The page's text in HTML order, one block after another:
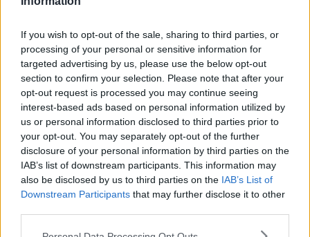
If you wish to opt-out of the sale, sharing to third parties, or
processing of your personal or sensitive information for
targeted advertising by us, please use the below opt-out
section to confirm your selection. Please note that after your
opt-out request is processed you may continue seeing
interest-based ads based on personal information utilized by
us or personal information disclosed to third parties prior to
your opt-out. You may separately opt-out of the further
disclosure of your personal information by third parties on the
IAB’s list of downstream participants. This information may
also be disclosed by us to third parties on the IAB’s List of
Downstream Participants that may further disclose it to other
Please note that this website/app uses one or more Google
Läs Frias efterträdare!
var hans ideal. Av Stalin hade han lärt att döda alla i
sin närhet som skulle kunna bli hans medtävlare.
ANNONS
Det hela grundade sig på ett genomtänkt, helt rationellt
beslut. Och det är här det blir riktigt intressant. Man
tror sig alltså kunna hantera något så stort och
komplext som ett land, ett folk, en stat genom enkla,
rationella, logiska beslut. Man tror sig genom
ordergivning, genom tankens, språkets och skriftens